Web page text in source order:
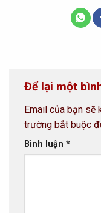
Để lại một
Email của bạn sẽ
trường bắt buộc
Bình luận *